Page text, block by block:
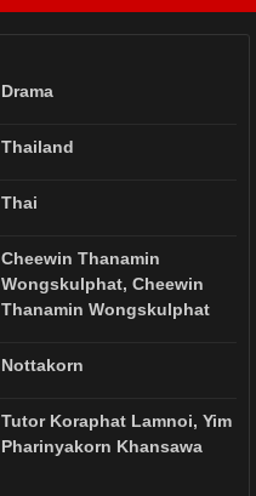
Drama
Thailand
Thai
Cheewin Thanamin
Wongskulphat, Cheewin
Thanamin Wongskulphat
Nottakorn
Tutor Koraphat Lamnoi, Yim
Pharinyakorn Khansawa